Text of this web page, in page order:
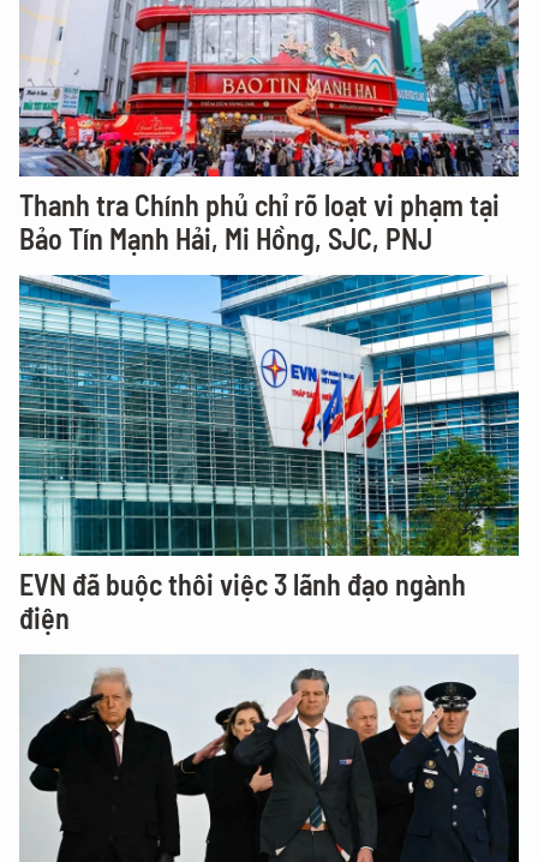
Thanh tra Chính phủ chỉ rõ loạt vi phạm tại
Bảo Tín Mạnh Hải, Mi Hồng, SJC, PNJ
EVN đã buộc thôi việc 3 lãnh đạo ngành
điện